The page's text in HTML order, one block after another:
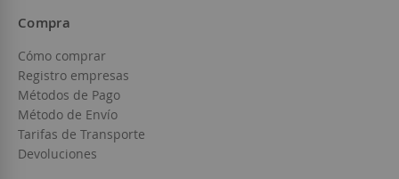
Compra
Cómo comprar
Registro empresas
Métodos de Pago
Método de Envío
Tarifas de Transporte
Devoluciones